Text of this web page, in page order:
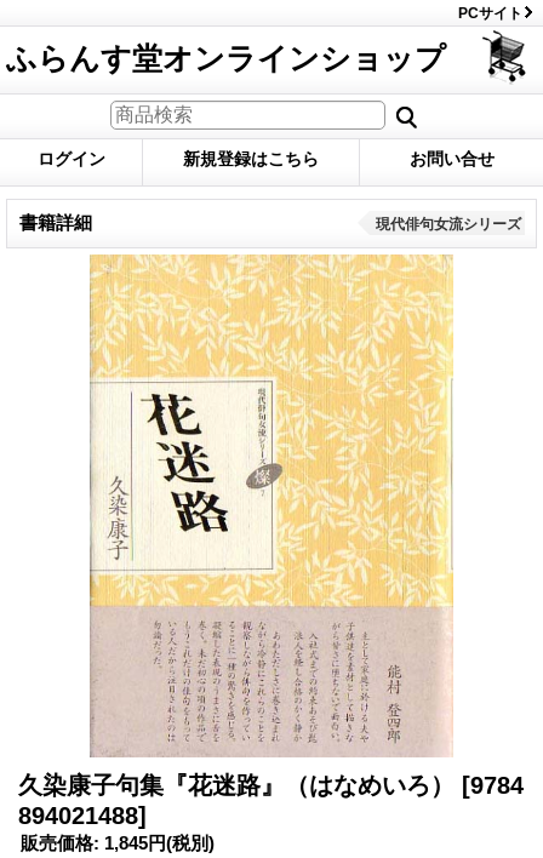
PCサイト
ふらんす堂オンラインショップ
ログイン 新規登録はこちら お問い合せ
書籍詳細 現代俳句女流シリーズ
久染康子句集『花迷路』（はなめいろ）
[9784
894021488]
販売価格: 1,845円(税別)